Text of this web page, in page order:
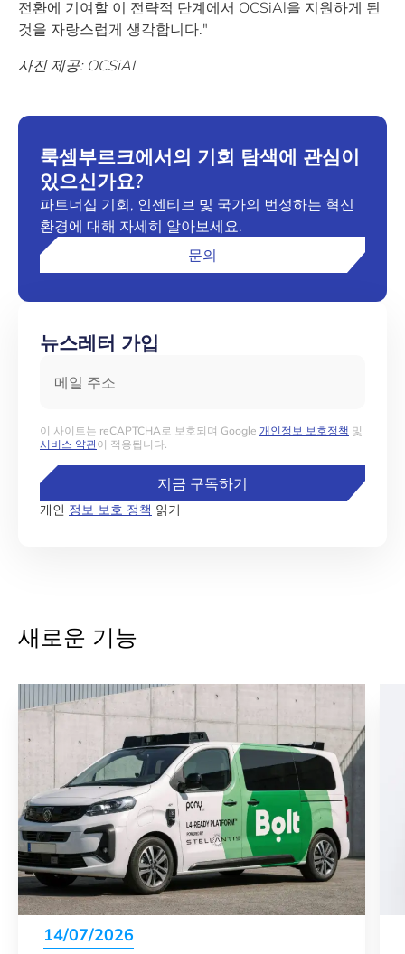
전환에 기여할 이 전략적 단계에서 OCSiAl을 지원하게 된
것을 자랑스럽게 생각합니다."
사진 제공: OCSiAI
룩셈부르크에서의 기회 탐색에 관심이
있으신가요?
파트너십 기회, 인센티브 및 국가의 번성하는 혁신
환경에 대해 자세히 알아보세요.
문의
뉴스레터 가입
이 사이트는 reCAPTCHA로 보호되며 Google 개인정보 보호정책 및
서비스 약관이 적용됩니다.
지금 구독하기
개인 정보 보호 정책 읽기
새로운 기능
14/07/2026